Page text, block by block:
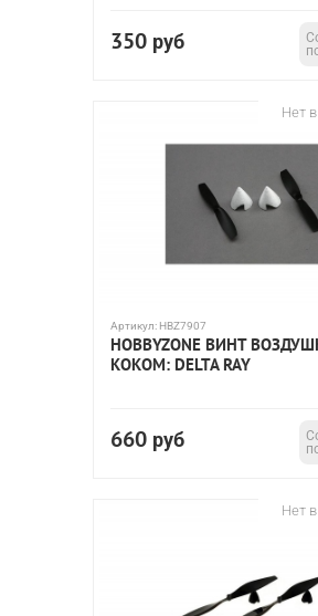
350 руб
Нет
Артикул: HBZ7907
HOBBYZONE ВИНТ
КОКОМ: DELTA RAY
660 руб
Нет